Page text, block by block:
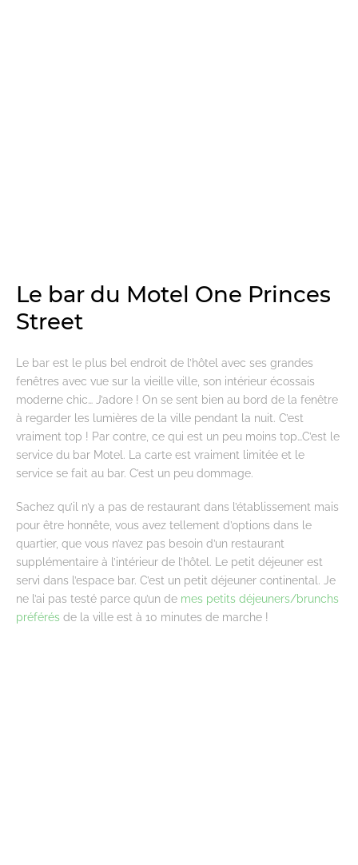
Le bar du Motel One Princes
Street
Le bar est le plus bel endroit de l’hôtel avec ses grandes
fenêtres avec vue sur la vieille ville, son intérieur écossais
moderne chic… J’adore ! On se sent bien au bord de la fenêtre
à regarder les lumières de la ville pendant la nuit. C’est
vraiment top ! Par contre, ce qui est un peu moins top…C’est le
service du bar Motel. La carte est vraiment limitée et le
service se fait au bar. C’est un peu dommage.
Sachez qu’il n’y a pas de restaurant dans l’établissement mais
pour être honnête, vous avez tellement d’options dans le
quartier, que vous n’avez pas besoin d’un restaurant
supplémentaire à l’intérieur de l’hôtel. Le petit déjeuner est
servi dans l’espace bar. C’est un petit déjeuner continental. Je
ne l’ai pas testé parce qu’un de mes petits déjeuners/brunchs
préférés de la ville est à 10 minutes de marche !